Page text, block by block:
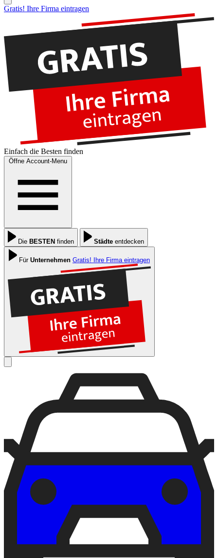
Gratis! Ihre Firma eintragen
Einfach die Besten finden
Öffne Account-Menu
Die BESTEN finden Städte entdecken
Für Unternehmen Gratis! Ihre Firma eintragen